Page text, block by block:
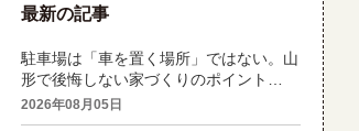
最新の記事
駐車場は「車を置く場所」ではない。山
形で後悔しない家づくりのポイント…
2026年08月05日